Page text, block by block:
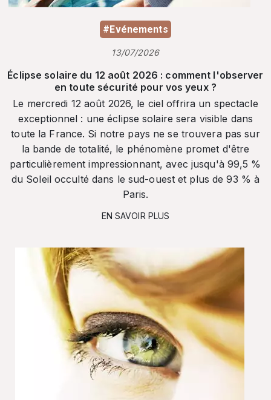
#Evénements
13/07/2026
Éclipse solaire du 12 août 2026 : comment l'observer
en toute sécurité pour vos yeux ?
Le mercredi 12 août 2026, le ciel offrira un spectacle
exceptionnel : une éclipse solaire sera visible dans
toute la France. Si notre pays ne se trouvera pas sur
la bande de totalité, le phénomène promet d'être
particulièrement impressionnant, avec jusqu'à 99,5 %
du Soleil occulté dans le sud-ouest et plus de 93 % à
Paris.
EN SAVOIR PLUS